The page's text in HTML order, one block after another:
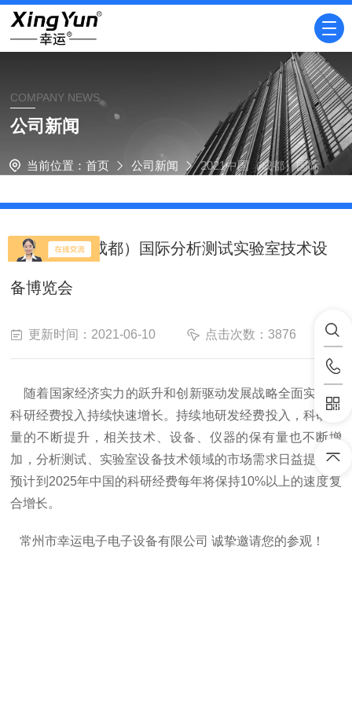
COMPANY NEWS
公司新闻
当前位置： 首页 公司新闻
2021中国（成都）国际
2021中国（成都）国际分析测试实验室技术设
备博览会
更新时间：2021-06-10 点击次数：3876
随着国家经济实力的跃升和创新驱动发展战略全面实施，
科研经费投入持续快速增长。持续地研发经费投入，科研力
量的不断提升，相关技术、设备、仪器的保有量也不断增
加，分析测试、实验室设备技术领域的市场需求日益提高，
预计到2025年中国的科研经费每年将保持10%以上的速度复
合增长。
常州市幸运电子电子设备有限公司 诚挚邀请您的参观！